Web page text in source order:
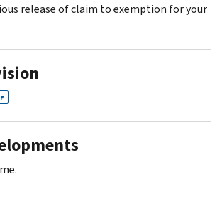
release of claim to exemption for your